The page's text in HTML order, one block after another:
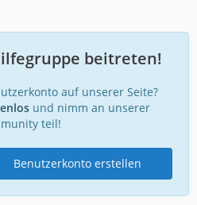
beitreten!
auf unserer Seite?
und nimm an unserer
teil!
Benutzerkonto erstellen